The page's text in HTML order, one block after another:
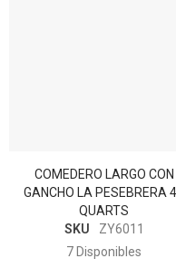
COMEDERO LARGO CON
GANCHO LA PESEBRERA
QUARTS
SKU
ZY6011
7Disponibles